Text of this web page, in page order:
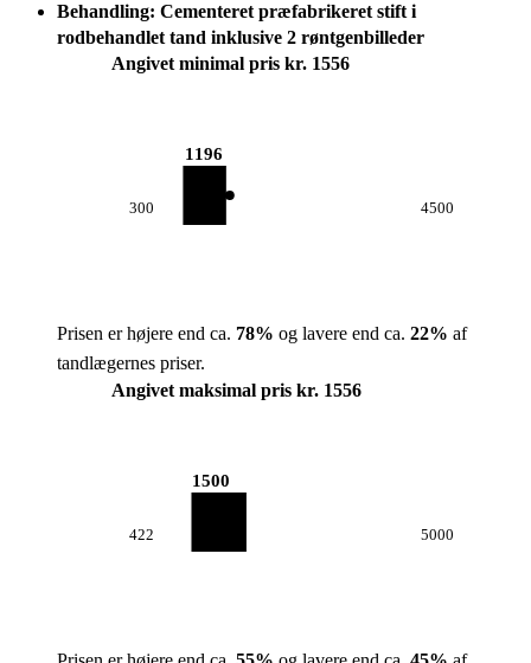
Behandling: Cementeret præfabrikeret stift i
rodbehandlet tand inklusive 2 røntgenbilleder
Angivet minimal pris kr. 1556
300
1196
4500
Prisen er højere end ca. 78% og lavere end ca. 22% af
tandlægernes priser.
Angivet maksimal pris kr. 1556
422
1500
5000